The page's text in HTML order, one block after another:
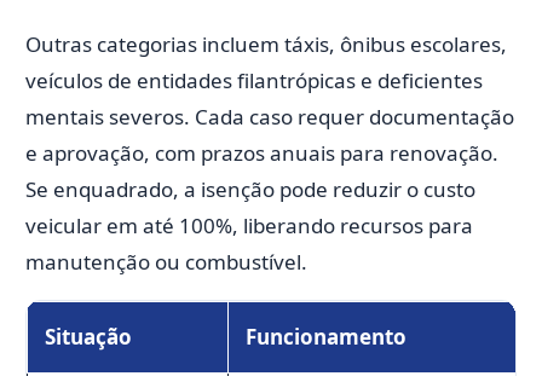
Outras categorias incluem táxis, ônibus escolares,
veículos de entidades filantrópicas e deficientes
mentais severos. Cada caso requer documentação
e aprovação, com prazos anuais para renovação.
Se enquadrado, a isenção pode reduzir o custo
veicular em até 100%, liberando recursos para
manutenção ou combustível.
Situação Funcionamento